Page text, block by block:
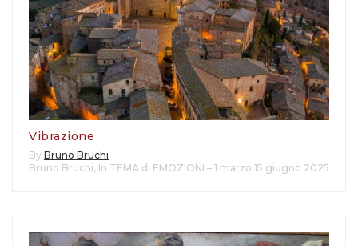
Vibrazione
By Bruno Bruchi
Bruno Bruchi, In TEMA di EMOZIONI – 1 marzo 15 giugno 2025